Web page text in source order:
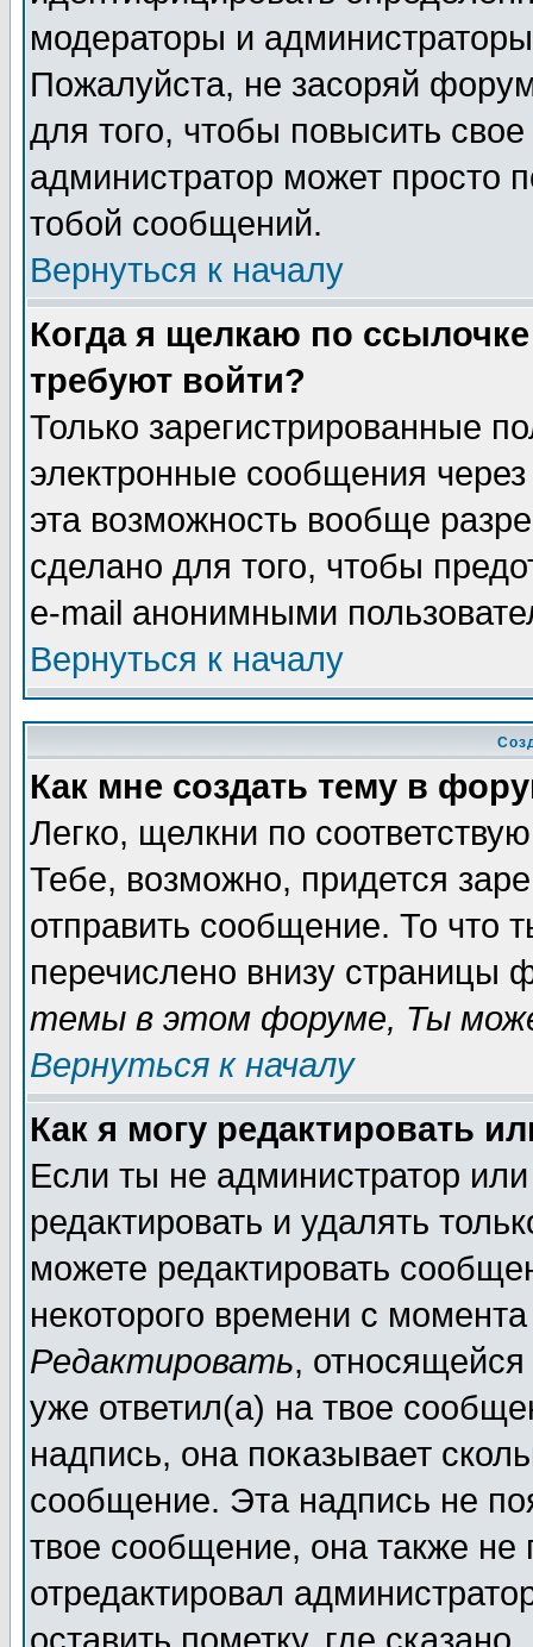
модераторы и
Пожалуйста, не засоряй
для того, чтобы повысить
администратор может просто
тобой сообщений.
Вернуться к началу
Когда я щелкаю по
требуют войти?
Только зарегистрированные
электронные сообщения
эта возможность вообще
сделано для того, чтобы
e-mail анонимными
Вернуться к началу
Как мне создать тему в
Легко, щелкни по
Тебе, возможно, придется
отправить сообщение. То
перечислено внизу страницы
темы в этом форуме, Ты
Вернуться к началу
Как я могу редактировать
Если ты не администратор
редактировать и удалять
можете редактировать
некоторого времени с
Редактировать,
уже ответил(а) на твое
надпись, она показывает
сообщение. Эта надпись не
твое сообщение, она также
отредактировал